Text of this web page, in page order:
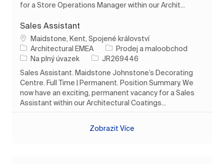
for a Store Operations Manager within our Archit...
Sales Assistant
Umístění
Maidstone, Kent, Spojené království
Architectural EMEA
Kategorie
Prodej a maloobchod
Typ úlohy
Na plný úvazek ID úlohy
JR269446
Sales Assistant. Maidstone Johnstone’s Decorating
Centre. Full Time | Permanent. Position Summary. We
now have an exciting, permanent vacancy for a Sales
Assistant within our Architectural Coatings...
Zobrazit Více